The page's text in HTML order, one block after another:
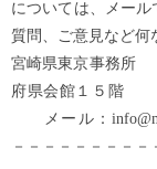
については、メー
質問、ご意見など何
宮崎県東京事務所
府県会館１５階
メール：
－－－－－－－－－